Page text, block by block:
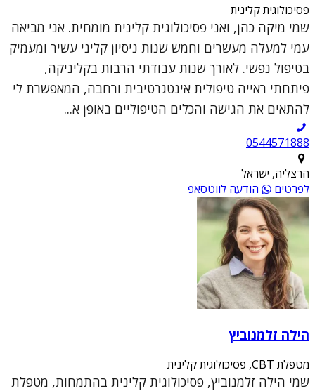
פסיכולוגית קלינית
שמי מיקה כהן, ואני פסיכולוגית קלינית מומחית. אני מביאה
עמי למעלה מעשרים וחמש שנות ניסיון קליני עשיר ומעמיק
בטיפול נפשי. לאורך שנות עבודתי הרבות בקליניקה,
פיתחתי ראייה טיפולית אינטגרטיבית ורחבה, המאפשרת לי
להתאים את הגישה והכלים הטיפוליים באופן א...
0544571888
הרצליה, ישראל
לפרטים
הודעה לווטסאפ
הילה זלמנוביץ
מטפלת CBT, פסיכולוגית קלינית
שמי הילה זלמנוביץ, פסיכולוגית קלינית בהתמחות, מטפלת